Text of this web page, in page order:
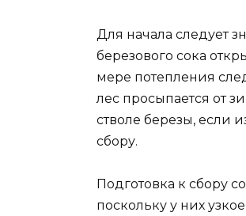
Для начала следует
березового сока
мере потепления
лес просыпается от
стволе березы, если
сбору.
Подготовка к сбору
поскольку у них